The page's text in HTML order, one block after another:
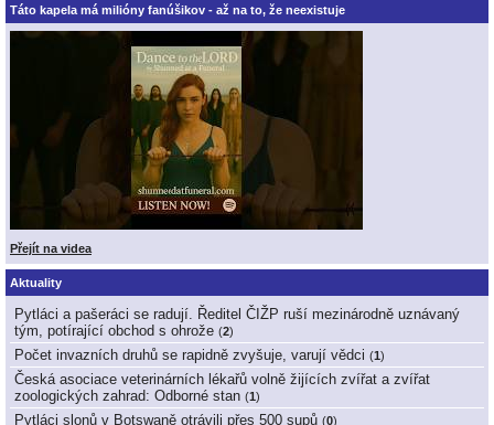
Táto kapela má milióny fanúšikov - až na to, že neexistuje
Přejít na videa
Aktuality
Pytláci a pašeráci se radují. Ředitel ČIŽP ruší mezinárodně uznávaný
tým, potírající obchod s ohrože (2)
Počet invazních druhů se rapidně zvyšuje, varují vědci (1 )
Česká asociace veterinárních lékařů volně žijících zvířat a zvířat
zoologických zahrad: Odborné stan (1 )
Pytláci slonů v Botswaně otrávili přes 500 supů (0)